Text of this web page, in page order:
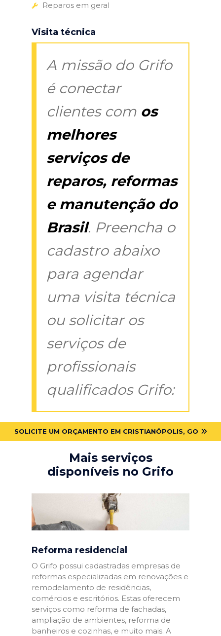
Reparos em geral
Visita técnica
A missão do Grifo
é conectar
clientes com os
melhores
serviços de
reparos, reformas
e manutenção do
Brasil. Preencha o
cadastro abaixo
para agendar
uma visita técnica
ou solicitar os
serviços de
profissionais
qualificados Grifo:
SOLICITE UM ORÇAMENTO EM CRISTIANÓPOLIS, GO
Mais serviços
disponíveis no Grifo
Reforma residencial
O Grifo possui cadastradas empresas de
reformas especializadas em renovações e
remodelamento de residências,
comércios e escritórios. Estas oferecem
serviços como reforma de fachadas,
ampliação de ambientes, reforma de
banheiros e cozinhas, e muito mais. A